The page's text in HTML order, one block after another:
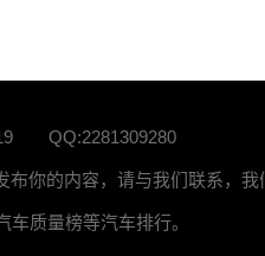
QQ:2281309280
你的内容，请与我们联系，我
质量榜等汽车排行。